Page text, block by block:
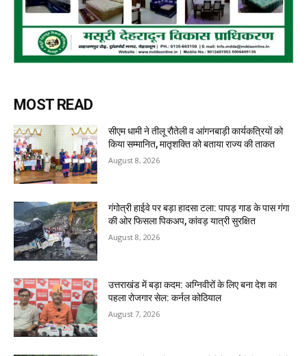
MOST READ
सीएम धामी ने तीलू रौतेली व आंगनबाड़ी कार्यकत्रियों को
किया सम्मानित, मातृशक्ति को बताया राज्य की ताकत
August 8, 2026
गंगोत्री हाईवे पर बड़ा हादसा टला: पापड़ गाड के पास गंगा
की ओर फिसला पिकअप, कांवड़ यात्री सुरक्षित
August 8, 2026
उत्तराखंड में बड़ा कदम: अग्निवीरों के लिए बना देश का
पहला रोजगार सेल: कर्नल कोठियाल
August 7, 2026